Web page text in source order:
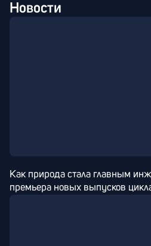
Новости
Как природа стала главным
премьера новых выпусков